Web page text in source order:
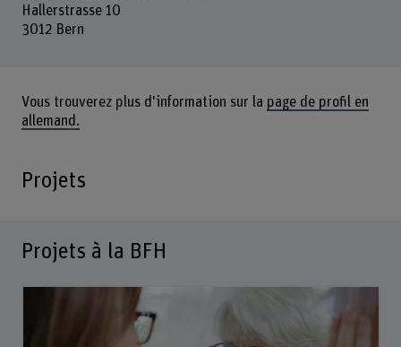
Hallerstrasse 10
3012 Bern
Vous trouverez plus d'information sur la page de profil en
allemand.
Projets
Projets à la BFH